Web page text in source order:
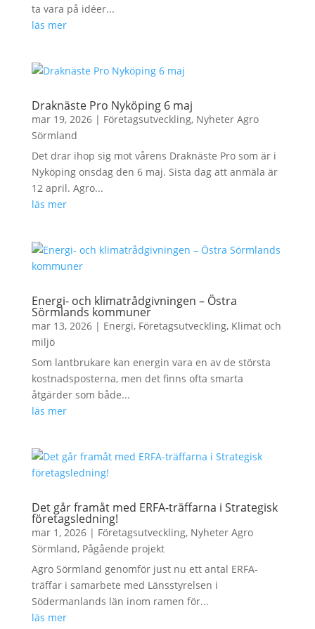
ta vara på idéer...
läs mer
Draknäste Pro Nyköping 6 maj
mar 19, 2026| Företagsutveckling, Nyheter Agro
Sörmland
Det drar ihop sig mot vårens Draknäste Pro som är i
Nyköping onsdag den 6 maj. Sista dag att anmäla är
12 april. Agro...
läs mer
Energi- och klimatrådgivningen – Östra
Sörmlands kommuner
mar 13, 2026| Energi, Företagsutveckling, Klimat och
miljö
Som lantbrukare kan energin vara en av de största
kostnadsposterna, men det finns ofta smarta
åtgärder som både...
läs mer
Det går framåt med ERFA-träffarna i Strategisk
företagsledning!
mar 1, 2026| Företagsutveckling, Nyheter Agro
Sörmland, Pågående projekt
Agro Sörmland genomför just nu ett antal ERFA-
träffar i samarbete med Länsstyrelsen i
Södermanlands län inom ramen för...
läs mer